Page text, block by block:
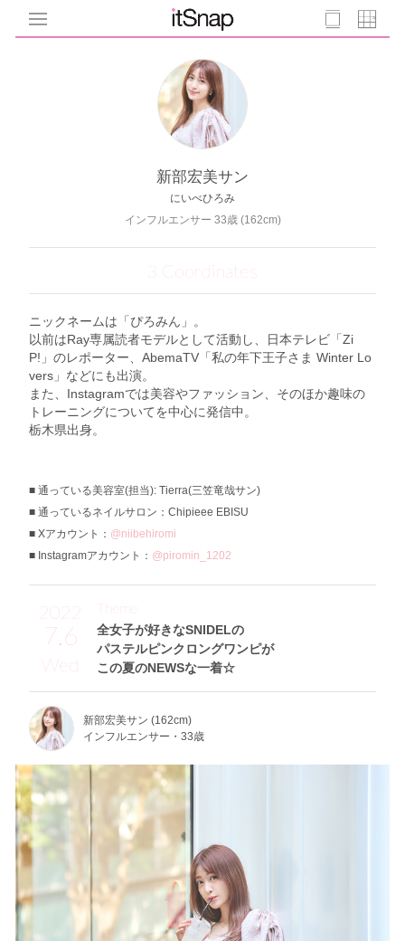
新部宏美サン
にいべひろみ
インフルエンサー 33歳 (162cm)
3 Coordinates
ニックネームは「ぴろみん」。
以前はRay専属読者モデルとして活動し、日本テレビ「Zi
P!」のレポーター、AbemaTV「私の年下王子さま Winter Lo
vers」などにも出演。
また、Instagramでは美容やファッション、そのほか趣味の
トレーニングについてを中心に発信中。
栃木県出身。
通っている美容室(担当): Tierra(三笠竜哉サン)
通っているネイルサロン：Chipieee EBISU
Xアカウント： @niibehiromi
Instagramアカウント： @piromin_1202
7.6
Wed
全女子が好きなSNIDELの
パステルピンクロングワンピが
この夏のNEWSな一着☆
Theme
新部宏美サン (162cm)
インフルエンサー・33歳